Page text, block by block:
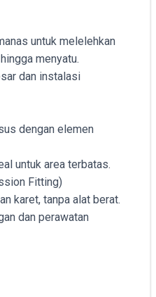
untuk melelehkan
menyatu.
dan instalasi
dengan elemen
untuk area terbatas.
Fitting)
karet, tanpa alat berat.
dan perawatan